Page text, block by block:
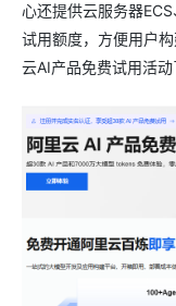
心还提供云服务器
试用额度，方便用户
云AI产品免费试用活动